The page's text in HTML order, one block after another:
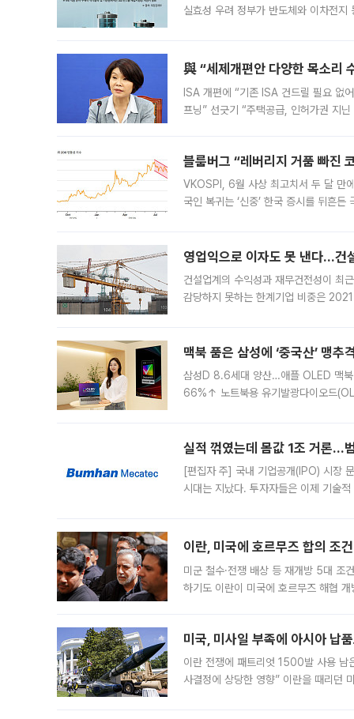
실효성 우려 정부가 반도체와 이차전지
與 “세제개편안 다양한 목소리
ISA 개편에 “기존 ISA 건드릴 필요 없
프닝” 선긋기 “주택공급, 인허가권 지
블룸버그 “레버리지 거품 빠진
VKOSPI, 6월 사상 최고치서 두 달 만
국인 복귀는 ‘신중’ 한국 증시를 뒤흔
영업익으로 이자도 못 낸다…
건설업계의 수익성과 재무건전성이 최
감당하지 못하는 한계기업 비중은
맥북 품은 삼성에 ‘중국산’ 맹
삼성D 8.6세대 양산…애플 OLED 맥
66%↑ 노트북용 유기발광다이오드
실적 꺾였는데 몸값 1조 거론…
[편집자 주] 국내 기업공개(IPO) 시장
시대는 지났다. 투자자들은 이제 기술
이란, 미국에 호르무즈 합의 조
미군 철수·전쟁 배상 등 재개방 5대 조
하기도 이란이 미국에 호르무즈 해협
미국, 미사일 부족에 아시아 납
이란 전쟁에 패트리엇 1500발 사용 남
사결정에 상당한 영향” 이란을 때리던